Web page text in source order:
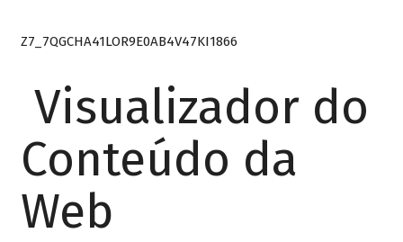
Z7_7QGCHA41LOR9E0AB4V47KI1866
Visualizador do
Conteúdo da
Web